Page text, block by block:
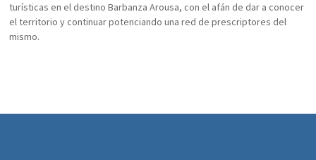
turísticas en el destino Barbanza Arousa, con el afán de dar a conocer
el territorio y continuar potenciando una red de prescriptores del
mismo.